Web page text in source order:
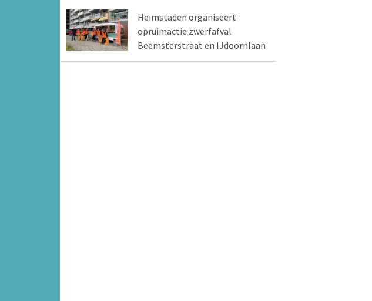
Heimstaden organiseert
opruimactie zwerfafval
Beemsterstraat en IJdoornlaan